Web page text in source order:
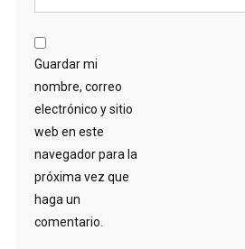
Guardar mi
nombre, correo
electrónico y sitio
web en este
navegador para la
próxima vez que
haga un
comentario.